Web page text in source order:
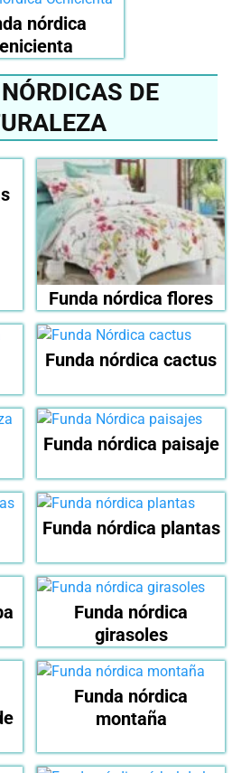
nórdica
DE
Funda nórdica flores
Funda nórdica cactus
Funda nórdica paisaje
Funda nórdica plantas
Funda nórdica
girasoles
Funda nórdica
montaña